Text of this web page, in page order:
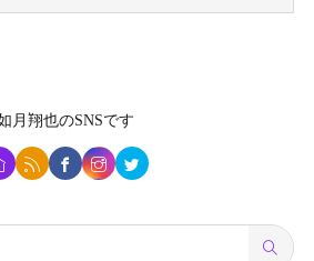
月翔也のSNSです